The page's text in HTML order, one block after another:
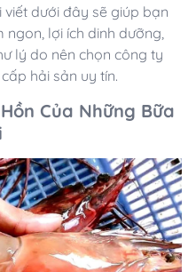
dưới đây sẽ giúp bạn
ngon, lợi ích dinh dưỡng,
lý do nên chọn công ty
hải sản uy tín.
Của Những Bữa